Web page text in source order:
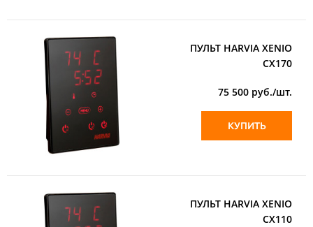
ПУЛЬТ HARVIA XENIO
CX170
75 500 руб./шт.
КУПИТЬ
ПУЛЬТ HARVIA XENIO
CX110